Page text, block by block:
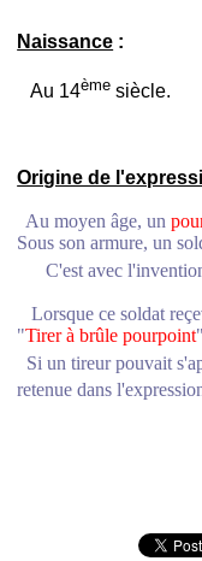
Naissance :
Au 14ème siècle.
Origine de
Au moyen âge, un
Sous son armure, un
C'est avec l'invention
Lorsque ce soldat
"Tirer à brûle pourpoint
Si un tireur pouvait
retenue dans